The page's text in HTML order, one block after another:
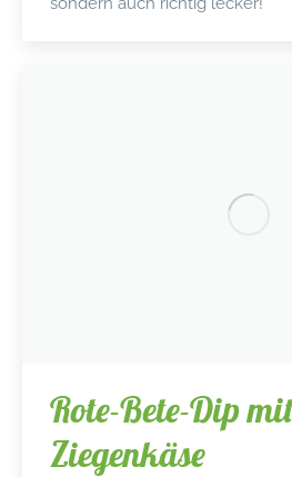
Rote-Bete-Dip
Ziegenkäse